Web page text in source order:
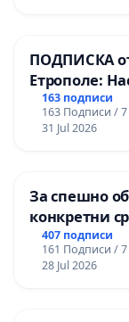
ПОДПИСКА
Етрополе:
“Елаците-
изпълнят
163 подписи
163 Подписи /
31 Jul 2026
За спешно
конкретни
цялостна
„Тракия“ -
407 подписи
161 Подписи /
28 Jul 2026